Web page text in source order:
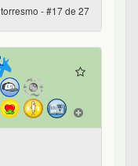
torresmo - #17 de 27